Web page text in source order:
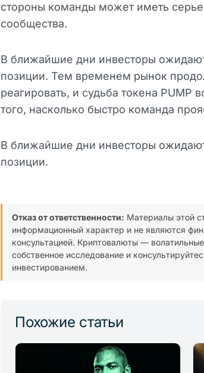
стороны команды может иметь
сообщества.
В ближайшие дни инвесторы
позиции. Тем временем рынок
реагировать, и судьба токена PUMP
того, насколько быстро команда
В ближайшие дни инвесторы
позиции.
Отказ от ответственности: Материалы этой
информационный характер и не являются
консультацией. Криптовалюты —
собственное исследование и
инвестированием.
Похожие статьи